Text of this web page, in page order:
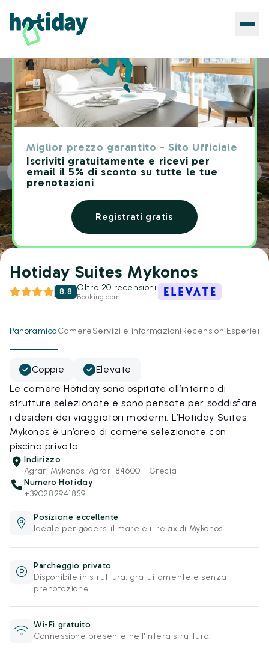
Miglior prezzo garantito - Sito Ufficiale
Iscriviti gratuitamente e ricevi per
email il 5% di sconto su tutte le tue
prenotazioni
Registrati gratis
Home Hotels Hotiday Suites Mykonos
Hotiday Suites Mykonos
8.8 Oltre 20 recensioni
Booking.com
PanoramicaCamereServizi e informazioniRecensioni
Coppie
Elevate
Le camere Hotiday sono ospitate all’interno di
strutture selezionate e sono pensate per soddisfare
i desideri dei viaggiatori moderni. L’Hotiday Suites
Mykonos è un’area di camere selezionate con
piscina privata.
Indirizzo
Agrari Mykonos, Agrari 84600 - Grecia
Numero Hotiday
+390282941859
Posizione eccellente
Ideale per godersi il mare e il relax di Mykonos.
Parcheggio privato
Disponibile in struttura, gratuitamente e senza
prenotazione.
Wi-Fi gratuito
Connessione presente nell'intera struttura.